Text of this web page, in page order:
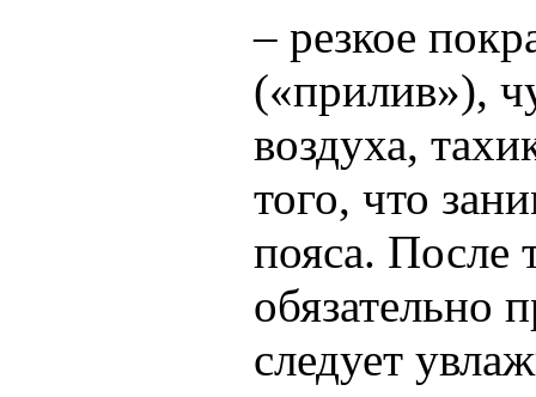
– резкое
(«прилив»),
воздуха,
того, что
пояса. После
обязательно
следует